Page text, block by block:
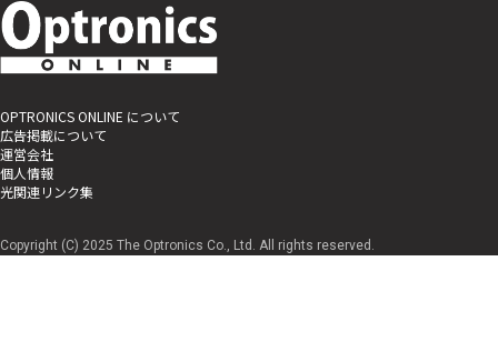
OPTRONICS ONLINE について
広告掲載について
運営会社
個人情報
光関連リンク集
Copyright (C) 2025 The Optronics Co., Ltd. All rights reserved.